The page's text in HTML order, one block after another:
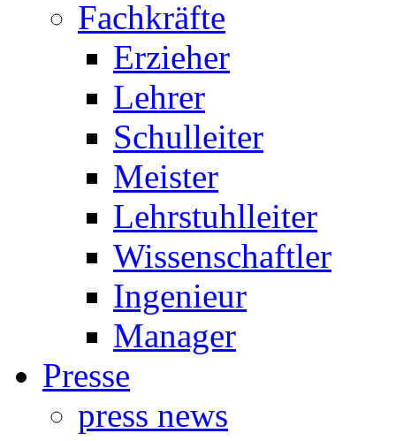
Fachkräfte
Erzieher
Lehrer
Schulleiter
Meister
Lehrstuhlleiter
Wissenschaftler
Ingenieur
Manager
Presse
press news